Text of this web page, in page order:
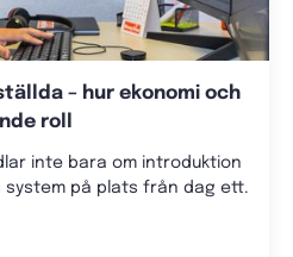
– hur ekonomi och
roll
inte bara om introduktion
system på plats från dag ett.